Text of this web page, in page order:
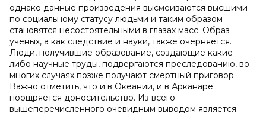
однако данные произведения высмеиваются высшими
по социальному статусу людьми и таким образом
становятся несостоятельными в глазах масс. Образ
учёных, а как следствие и науки, также очерняется.
Люди, получившие образование, создающие какие-
либо научные труды, подвергаются преследованию, во
многих случаях позже получают смертный приговор.
Важно отметить, что и в Океании, и в Арканаре
поощряется доносительство. Из всего
вышеперечисленного очевидным выводом является